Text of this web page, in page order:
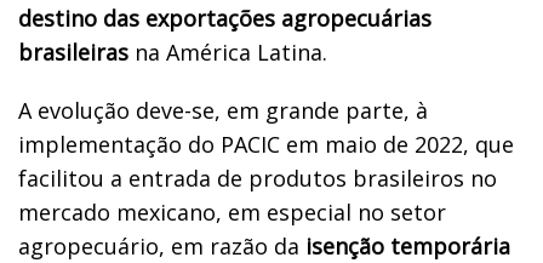
destino das exportações agropecuárias
brasileiras na América Latina.
A evolução deve-se, em grande parte, à
implementação do PACIC em maio de 2022, que
facilitou a entrada de produtos brasileiros no
mercado mexicano, em especial no setor
agropecuário, em razão da isenção temporária